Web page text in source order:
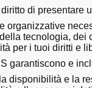
di presentare
organizzative
tecnologia,
per i tuoi diritti e
garantiscono e
disponibilità e la